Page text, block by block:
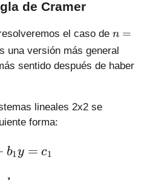
de Cramer
el caso de n
=
n =
una versión más general
sentido después de haber
lineales 2x2 se
forma:
\large a_1 x + b_1 y = c_1
b1y = c1